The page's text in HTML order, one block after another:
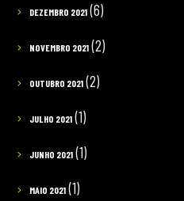
DEZEMBRO 2021(6)
NOVEMBRO 2021(2)
OUTUBRO 2021(2)
JULHO 2021(1)
JUNHO 2021(1)
MAIO 2021(1)